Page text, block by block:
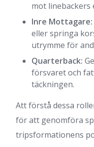
mot linebackers
Inre Mottagare:
eller springa
utrymme för
Quarterback:
försvaret och
täckningen.
Att förstå dessa
för att genomföra
tripsformationens